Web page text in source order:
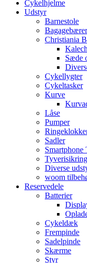
Cykelhjelme
Udstyr
Barnestole
Christiania
Sæde
Cykellygter
Cykeltasker
Kurve
Låse
Pumper
Sadler
Smartphone
Tyverisikring
Diverse
woom
Reservedele
Batterier
Cykeldæk
Frempinde
Sadelpinde
Skærme
Styr